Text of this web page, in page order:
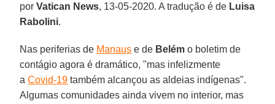
porVatican News, 13-05-2020. A tradução é de Luisa
Rabolini.
Nas periferias de Manaus e de Belém o boletim de
contágio agora é dramático, "mas infelizmente
aCovid-19 também alcançou as aldeias indígenas".
Algumas comunidades ainda vivem no interior, mas